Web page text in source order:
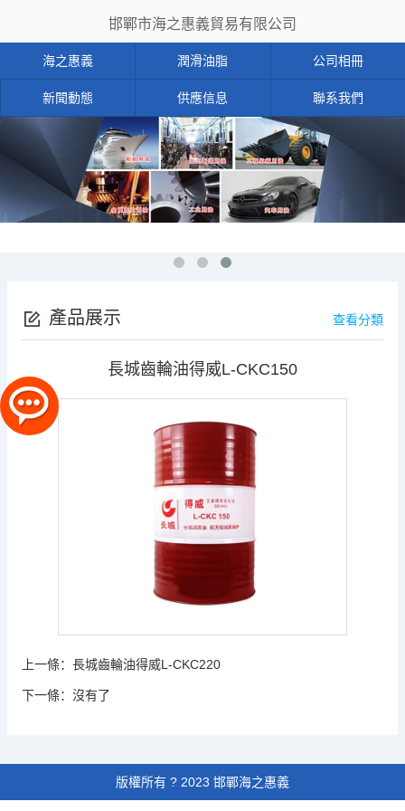
邯鄲市海之惠義貿易有限公司
海之惠義 潤滑油脂 公司相冊
新聞動態 供應信息 聯系我們
產品展示 查看分類
長城齒輪油得威L-CKC150
上一條： 長城齒輪油得威L-CKC220
下一條： 沒有了
版權所有 ? 2023 邯鄲海之惠義